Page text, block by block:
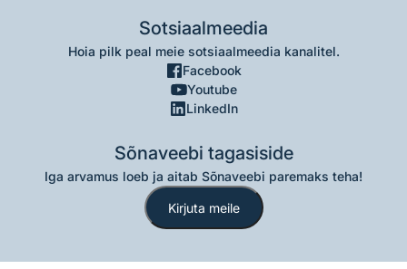
Sotsiaalmeedia
Hoia pilk peal meie sotsiaalmeedia kanalitel.
Facebook
Youtube
LinkedIn
Sõnaveebi tagasiside
Iga arvamus loeb ja aitab Sõnaveebi paremaks teha!
Kirjuta meile